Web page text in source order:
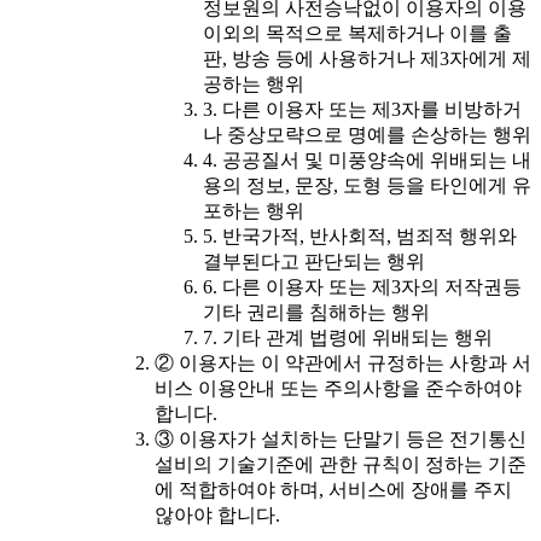
정보원의 사전승낙없이 이용자의 이용
이외의 목적으로 복제하거나 이를 출
판, 방송 등에 사용하거나 제3자에게 제
공하는 행위
3. 다른 이용자 또는 제3자를 비방하거
나 중상모략으로 명예를 손상하는 행위
4. 공공질서 및 미풍양속에 위배되는 내
용의 정보, 문장, 도형 등을 타인에게 유
포하는 행위
5. 반국가적, 반사회적, 범죄적 행위와
결부된다고 판단되는 행위
6. 다른 이용자 또는 제3자의 저작권등
기타 권리를 침해하는 행위
7. 기타 관계 법령에 위배되는 행위
② 이용자는 이 약관에서 규정하는 사항과 서
비스 이용안내 또는 주의사항을 준수하여야
합니다.
③ 이용자가 설치하는 단말기 등은 전기통신
설비의 기술기준에 관한 규칙이 정하는 기준
에 적합하여야 하며, 서비스에 장애를 주지
않아야 합니다.